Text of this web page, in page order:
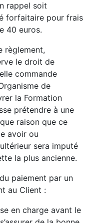
rappel soit
forfaitaire pour frais
40 euros.
règlement,
le droit de
commande
de
la Formation
prétendre à une
raison que ce
avoir ou
sera imputé
la plus ancienne.
paiement par un
au Client :
en charge avant le